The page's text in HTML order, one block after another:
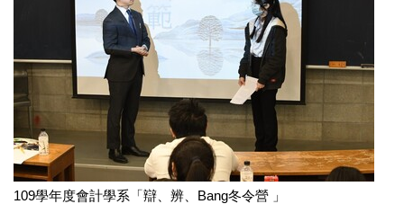
109學年度會計學系「辯、辨、Bang冬令營 」